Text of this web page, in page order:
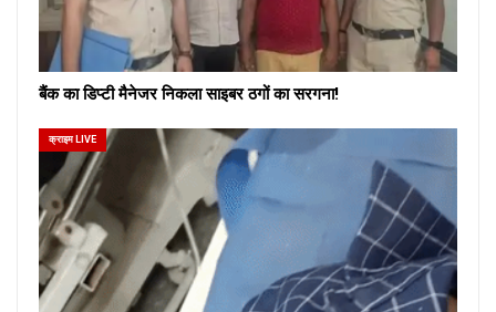
बैंक का डिप्टी मैनेजर निकला साइबर ठगों का सरगना!
क्राइम LIVE